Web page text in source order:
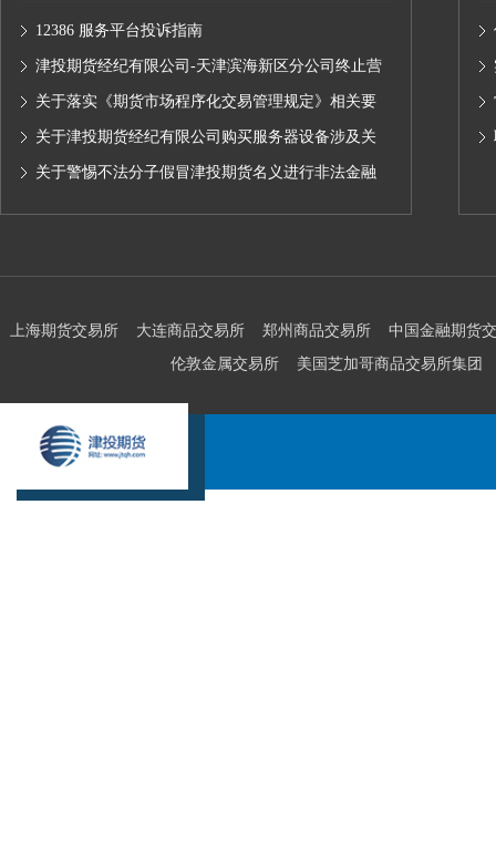
12386 服务平台投诉指南
津投期货经纪有限公司-天津滨海新区分公司终止营
业的公告
关于落实《期货市场程序化交易管理规定》相关要
求,无限易终端版本调整及客户通知
关于津投期货经纪有限公司购买服务器设备涉及关
联交易情况的公示
关于警惕不法分子假冒津投期货名义进行非法金融
上海期货交易所 大连商品交易所 郑州商品交易所
中国金融期货
伦敦金属交易所
美国芝加哥商品交易所集团